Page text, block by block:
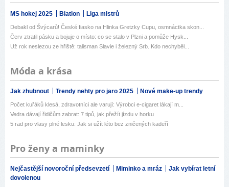
MS hokej 2025 Biatlon Liga mistrů
Debakl od Švýcarů! České fiasko na Hlinka Gretzky Cupu, osmnáctka skon...
Červ ztratil pásku a bojuje o místo: co se stalo v Plzni a pomůže Hysk...
Už rok neslezou ze hřiště: talisman Slavie i železný Srb. Kdo nechyběl...
Móda a krása
Jak zhubnout Trendy nehty pro jaro 2025 Nové make-up trendy
Počet kuřáků klesá, zdravotníci ale varují: Výrobci e-cigaret lákají m...
Vedra dávají řidičům zabrat: 7 tipů, jak přežít jízdu v horku
5 rad pro vlasy plné lesku: Jak si užít léto bez zničených kadeří
Pro ženy a maminky
Nejčastější novoroční předsevzetí Miminko a mráz
Jak vybírat letní
dovolenou